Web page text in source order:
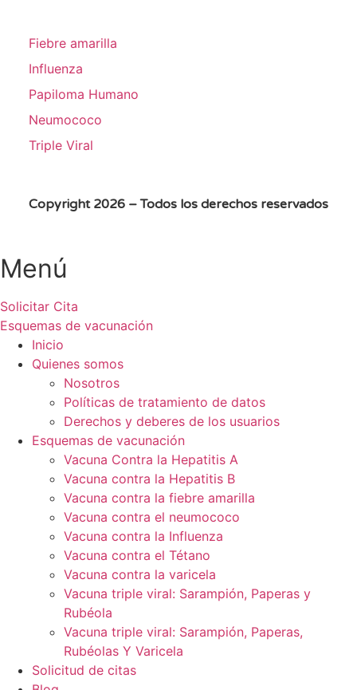
Fiebre amarilla
Influenza
Papiloma Humano
Neumococo
Triple Viral
Copyright 2026 – Todos los derechos reservados
Menú
Solicitar Cita
Esquemas de vacunación
Inicio
Quienes somos
Nosotros
Políticas de tratamiento de datos
Derechos y deberes de los usuarios
Esquemas de vacunación
Vacuna Contra la Hepatitis A
Vacuna contra la Hepatitis B
Vacuna contra la fiebre amarilla
Vacuna contra el neumococo
Vacuna contra la Influenza
Vacuna contra el Tétano
Vacuna contra la varicela
Vacuna triple viral: Sarampión, Paperas y
Rubéola
Vacuna triple viral: Sarampión, Paperas,
Rubéolas Y Varicela
Solicitud de citas